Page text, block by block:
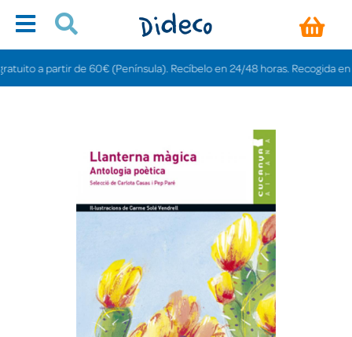
a partir de 60€ (Península). Recíbelo en 24/48 horas. Recogida en